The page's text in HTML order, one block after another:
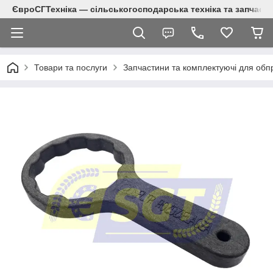
ЄвроСГТехніка — сільськогосподарська техніка та
Товари та послуги Запчастини та комплектуючі для